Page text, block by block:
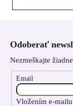
Odoberať
Nezmeškajte
Email
Vložením e-